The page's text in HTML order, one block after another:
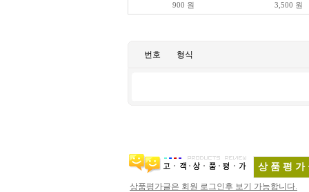
900 원 3,500 원
상품평가글은 회원 로그인후 보기 가능합니다.